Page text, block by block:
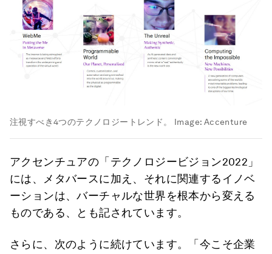
注視すべき4つのテクノロジートレンド。 Image: Accenture
アクセンチュアの「テクノロジービジョン2022」
には、メタバースに加え、それに関連するイノベ
ーションは、バーチャルな世界を根本から変える
ものである、とも記されています。
さらに、次のように続けています。「今こそ企業